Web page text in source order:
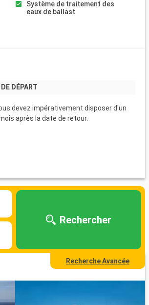
Système de traitement des
eaux de ballast
DÉPART
devez impérativement disposer d'un
après la date de retour.
Rechercher
Recherche Avancée